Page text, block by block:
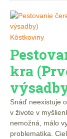
Kôstkoviny
kra
Snáď neexistuje
v živote v
nemožná, málo
problematika.